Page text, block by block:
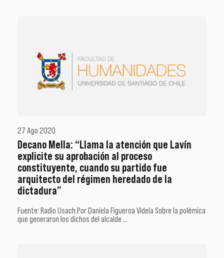
27 Ago 2020
Decano Mella: “Llama la atención que Lavín
explicite su aprobación al proceso
constituyente, cuando su partido fue
arquitecto del régimen heredado de la
dictadura”
Fuente: Radio Usach.Por Daniela Figueroa Videla Sobre la polémica
que generaron los dichos del alcalde …